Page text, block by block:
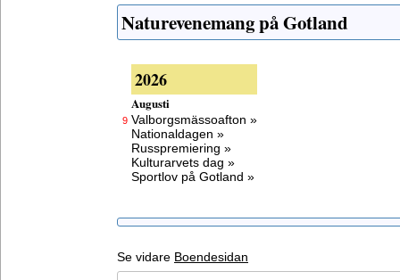
Naturevenemang på Gotland
2026
Augusti
9 Valborgsmässoafton »
Nationaldagen »
Russpremiering »
Kulturarvets dag »
Sportlov på Gotland »
Se vidare Boendesidan